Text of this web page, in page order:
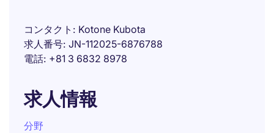
コンタクト
Kotone Kubota
求人番号 JN-112025-6876788
電話 +81 3 6832 8978
求人情報
分野